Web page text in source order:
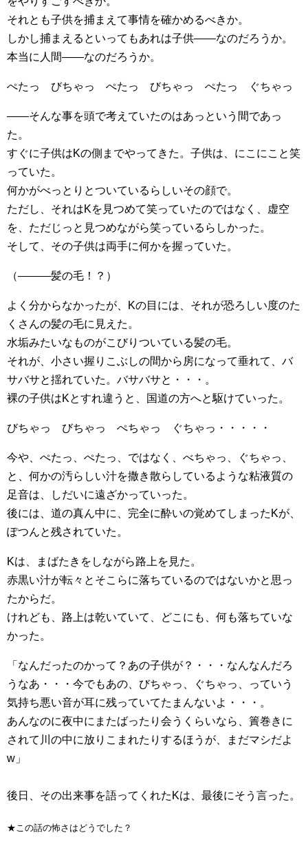
それとも子供を捕まえて事情を確かめるべきか。
しかし捕まえるといってもあれは子供――なのだろうか。
本当に人間――なのだろうか。
ぺたっ びちゃっ ぺたっ びちゃっ ぺたっ ぐちゃっ
――そんな事を頭で考えていたのはあっという間であっ
た。
すぐに子供はKの側までやってきた。子供は、にこにこと笑
っていた。
何かがべっとりとついているらしいその顔で。
ただし、それはKを見つめて笑っていたのではなく、虚空
を、ただじっと見つめながら笑っているらしかった。
そして、その子供は両手に何かを握っていた。
（―――髪の毛！？）
よく分からなかったが、Kの目には、それが恐ろしい度のた
くさんの髪の毛に見えた。
水垢みたいなものがこびりついている髪の毛。
それが、小さい握りこぶしの間から房になって垂れて、バ
サバサと揺れていた。バサバサと・・・。
裸の子供はKとすれ違うと、国道の方へと駆けていった。
びちゃっ びちゃっ ぺちゃっ ぐちゃっ・・・・・
今や、ぺたっ、ぺたっ、ではなく、べちゃっ、ぐちゃっ、
と、何かの汚らしい汁を撒き散らしているような粘液質の
足音は、しだいに遠ざかっていった。
後には、道の真ん中に、完全に酔いの覚めてしまったKが、
ぽつんと残されていた。
Kは、まばたきをしながら路上を見た。
赤黒い汁が転々とそこらに落ちているのではないかと思っ
たからだ。
けれども、路上は乾いていて、どこにも、何も落ちていな
かった。
「なんだったのかって？あの子供が？・・・なんなんだろ
うなあ・・・今でもあの、びちゃっ、ぐちゃっ、っていう
気持ち悪い音が耳に残っていてたまんないよ・・・。
あんなのに夜中にまたばったり会うくらいなら、簀巻きに
されて川の中に放りこまれたりするほうが、まだマシだよ
w」
後日、その出来事を語ってくれたKは、最後にそう言った。
★この話の怖さはどうでした？